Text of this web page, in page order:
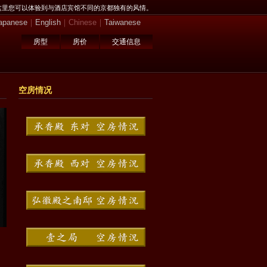
里您可以体验到与酒店宾馆不同的京都独有的风情。
English ｜Chinese｜ Taiwanese
房型 房价 交通信息
空房情况